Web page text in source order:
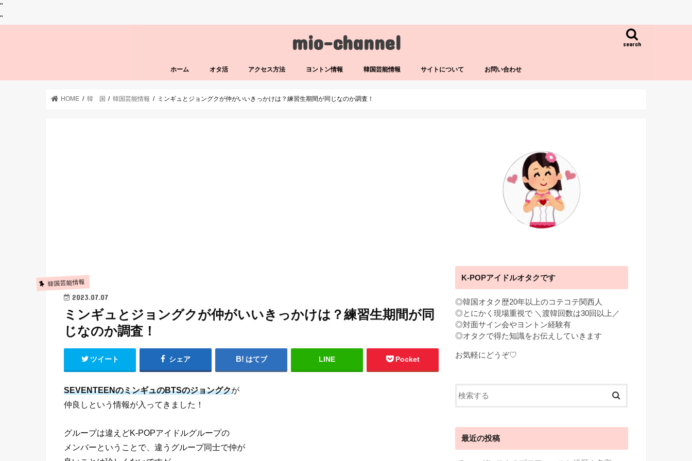
"
"
mio-channel search
ホーム オタ活 アクセス方法 ヨントン情報 韓国芸能情報 サイトについて お問い合わせ
HOME 韓 国 韓国芸能情報 ミンギュとジョングクが仲がいいきっかけは？練習生期間が同じなのか調査！
韓国芸能情報
2023.07.07
ミンギュとジョングクが仲がいいきっかけは？練習生期間が同
じなのか調査！
ツイート シェア はてブ LINE Pocket
SEVENTEENのミンギュのBTSのジョングクが
仲良しという情報が入ってきました！
グループは違えどK-POPアイドルグループの
メンバーということで、違うグループ同士で仲が
K-POPアイドルオタクです
◎韓国オタク歴20年以上のコテコテ関西人
◎とにかく現場重視で ＼渡韓回数は30回以上／
◎対面サイン会やヨントン経験有
◎オタクで得た知識をお伝えしていきます
お気軽にどうぞ♡
最近の投稿